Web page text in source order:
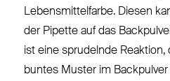
Lebensmittelfarbe. Diesen
der Pipette auf das
ist eine sprudelnde Reaktion,
buntes Muster im Backpulver